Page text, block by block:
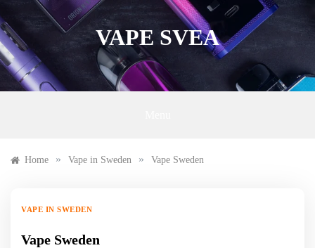
to
content
VAPE SVEA
Home » Vape in Sweden » Vape Sweden
VAPE IN SWEDEN
Vape Sweden